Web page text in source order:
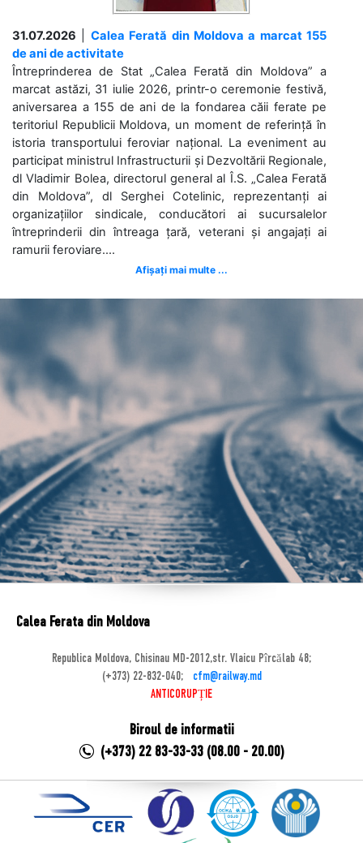
31.07.2026
Calea Ferată din Moldova a marcat 155
de ani de activitate
Întreprinderea de Stat „Calea Ferată din Moldova” a
marcat astăzi, 31 iulie 2026, printr-o ceremonie festivă,
aniversarea a 155 de ani de la fondarea căii ferate pe
teritoriul Republicii Moldova, un moment de referință în
istoria transportului feroviar național. La eveniment au
participat ministrul Infrastructurii și Dezvoltării Regionale,
dl Vladimir Bolea, directorul general al Î.S. „Calea Ferată
din Moldova”, dl Serghei Cotelinic, reprezentanți ai
organizațiilor sindicale, conducători ai sucursalelor
întreprinderii din întreaga țară, veterani și angajați ai
ramurii feroviare....
Afișați mai multe ...
Calea Ferata din Moldova
Republica Moldova, Chisinau MD-2012,str. Vlaicu Pîrcălab 48;
(+373) 22-832-040;
cfm@railway.md
ANTICORUPȚIE
Biroul de informatii
(+373) 22 83-33-33 (08.00 - 20.00)